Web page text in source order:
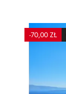
-70,00 ZŁ